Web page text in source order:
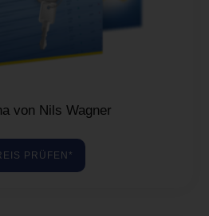
von Nils Wagner
PRÜFEN*